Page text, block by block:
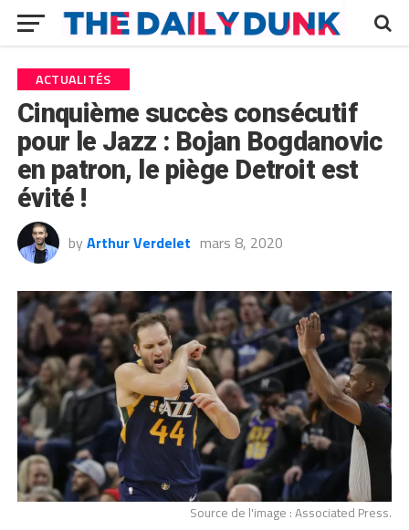
ACTUALITÉS
Cinquième succès consécutif
pour le Jazz : Bojan Bogdanovic
en patron, le piège Detroit est
évité !
by Arthur Verdelet mars 8, 2020
Source de l'image : Associated Press.